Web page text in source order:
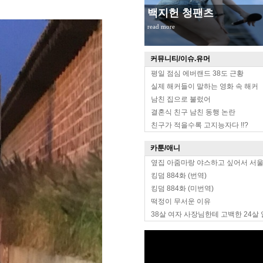
무대위 장원영 옆태
read more
커뮤니티/이슈.유머
평일 점심 에버랜드 38도 근황
실제 해커들이 말하는 영화 속 해커
남친 집으로 불렀어
결혼식 친구 남친 동행 논란
친구가 적을수록 고지능자다 !!?
카툰/애니
옆집 아줌마랑 야스하고 싶어서 서
킹덤 884화 (번역)
킹덤 884화 (미번역)
떡정이 무서운 이유
38살 여자 사장님한테 고백한 24살